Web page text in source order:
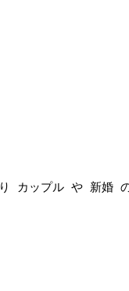
カップル や 新婚